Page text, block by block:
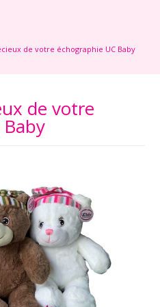
de votre échographie UC Baby
de votre